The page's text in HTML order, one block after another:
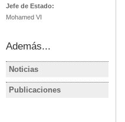
Jefe de Estado:
Mohamed VI
Además...
Noticias
Publicaciones